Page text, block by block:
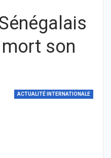
son
ACTUALITÉ INTERNATIONALE